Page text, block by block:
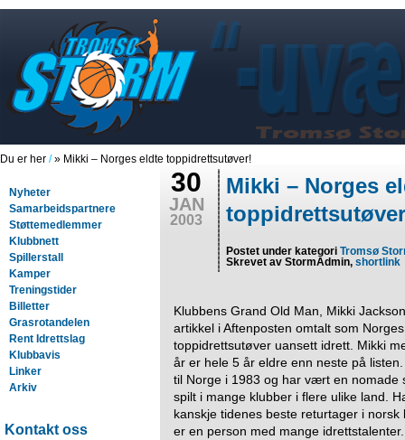
Du er her /» Mikki – Norges eldte toppidrettsutøver!
Nyheter
Samarbeidspartnere
Støttemedlemmer
Klubbnett
Spillerstall
Kamper
Treningstider
Billetter
Grasrotandelen
Rent Idrettslag
Klubbavis
Linker
Arkiv
Kontakt oss
30
JAN
2003
Mikki – Norges
Postet under kategoriTromsø
Skrevet av StormAdmin,shortlink
Klubbens Grand Old Man, Mikki
artikkel i Aftenposten omtalt som
toppidrettsutøver uansett idrett. Mikki
år er hele 5 år eldre enn neste på
til Norge i 1983 og har vært en nomade
spilt i mange klubber i flere ulike land.
kanskje tidenes beste returtager i norsk
er en person med mange